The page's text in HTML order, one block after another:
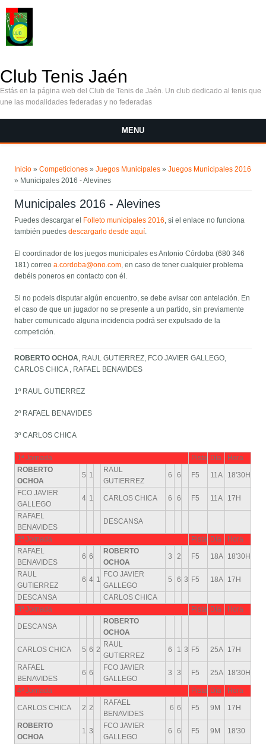
Club Tenis Jaén
Estás en la página web del Club de Tenis de Jaén. Un club dedicado al tenis que
une las modalidades federadas y no federadas
MENU
Inicio »Competiciones »Juegos Municipales »Juegos Municipales 2016
» Municipales 2016 - Alevines
Municipales 2016 - Alevines
Puedes descargar el Folleto municipales 2016, si el enlace no funciona
también puedesdescargarlo desde aquí.
El coordinador de los juegos municipales es Antonio Córdoba (680 346
181) correoa.cordoba@ono.com, en caso de tener cualquier problema
debéis poneros en contacto con él.
Si no podeis disputar algún encuentro, se debe avisar con antelación. En
el caso de que un jugador no se presente a un partido, sin previamente
haber comunicado alguna incidencia podrá ser expulsado de la
competición.
ROBERTO OCHOA, RAUL GUTIERREZ, FCO JAVIER GALLEGO,
CARLOS CHICA , RAFAEL BENAVIDES
1º RAUL GUTIERREZ
2º RAFAEL BENAVIDES
3º CARLOS CHICA
1ª Jornada Pista Día
Hora
ROBERTO
OCHOA
5 1
RAUL
GUTIERREZ
6 6 F5 11A 18'30H
FCO JAVIER
GALLEGO
4 1 CARLOS CHICA 6 6 F5 11A 17H
RAFAEL
BENAVIDES
DESCANSA
2ª Jornada Pista Día
Hora
RAFAEL
BENAVIDES
6 6
ROBERTO
OCHOA
3 2 F5 18A 18'30H
RAUL
GUTIERREZ
6 4 1
FCO JAVIER
GALLEGO
5 6 3 F5 18A 17H
DESCANSA
CARLOS CHICA
3ª Jornada
Pista Día Hora
DESCANSA
ROBERTO
OCHOA
CARLOS CHICA 5 6 2
RAUL
GUTIERREZ
6 1 3 F5 25A 17H
RAFAEL
BENAVIDES
6 6
FCO JAVIER
GALLEGO
3 3 F5 25A 18'30H
4ª Jornada Pista Día Hora
CARLOS CHICA 2 2
RAFAEL
BENAVIDES
6 6 F5 9M 17H
ROBERTO
OCHOA
1 3
FCO JAVIER
GALLEGO
6 6 F5 9M 18'30